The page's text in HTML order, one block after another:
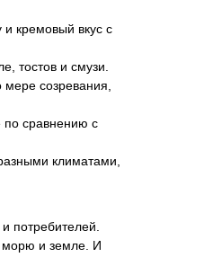
кремовый вкус с
тостов и смузи.
мере созревания,
по сравнению с
климатами,
потребителей.
морю и земле. И